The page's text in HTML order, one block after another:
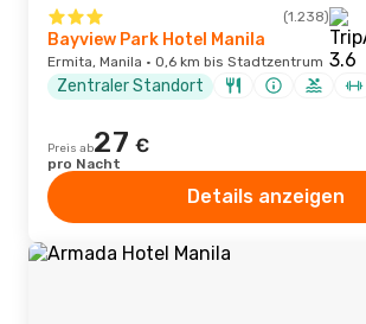
(1.238)
Bayview Park Hotel Manila
Ermita, Manila · 0,6 km bis Stadtzentrum
Zentraler Standort
Preis ab27 €
pro Nacht
Details anzeigen